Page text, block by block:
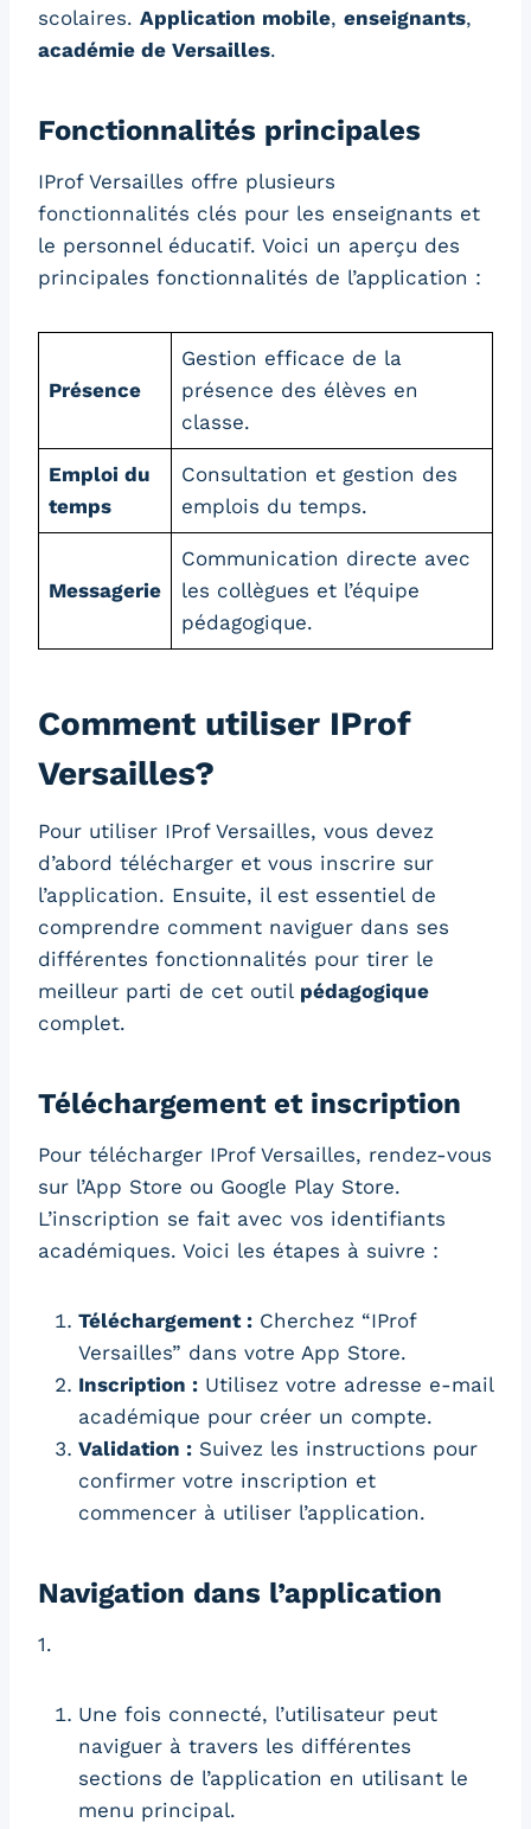
scolaires. Application mobile, enseignants,
académie de Versailles.
Fonctionnalités principales
IProf Versailles offre plusieurs
fonctionnalités clés pour les enseignants et
le personnel éducatif. Voici un aperçu des
principales fonctionnalités de l’application :
Présence
Gestion efficace de la
présence des élèves en
classe.
Emploi du
temps
Consultation et gestion des
emplois du temps.
Messagerie
Communication directe avec
les collègues et l’équipe
pédagogique.
Comment utiliser IProf
Versailles?
Pour utiliser IProf Versailles, vous devez
d’abord télécharger et vous inscrire sur
l’application. Ensuite, il est essentiel de
comprendre comment naviguer dans ses
différentes fonctionnalités pour tirer le
meilleur parti de cet outil pédagogique
complet.
Téléchargement et inscription
Pour télécharger IProf Versailles, rendez-vous
sur l’App Store ou Google Play Store.
L’inscription se fait avec vos identifiants
académiques. Voici les étapes à suivre :
Téléchargement : Cherchez “IProf
Versailles” dans votre App Store.
Inscription : Utilisez votre adresse e-mail
académique pour créer un compte.
Validation : Suivez les instructions pour
confirmer votre inscription et
commencer à utiliser l’application.
Navigation dans l’application
1.
Une fois connecté, l’utilisateur peut
naviguer à travers les différentes
sections de l’application en utilisant le
menu principal.